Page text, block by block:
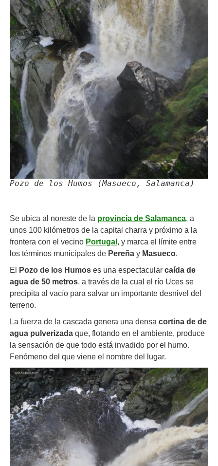
Pozo de los Humos (Masueco, Salamanca)
Se ubica al noreste de la provincia de Salamanca, a
unos 100 kilómetros de la capital charra y próximo a la
frontera con el vecino Portugal , y marca el límite entre
los términos municipales de Pereña y Masueco.
El
Pozo de los Humos es una espectacular caída de
agua de 50 metros, a través de la cual el río Uces se
precipita al vacío para salvar un importante desnivel del
terreno.
La fuerza de la cascada genera una densa cortina de de
agua pulverizada que, flotando en el ambiente, produce
la sensación de que todo está invadido por el humo.
Fenómeno del que viene el nombre del lugar.